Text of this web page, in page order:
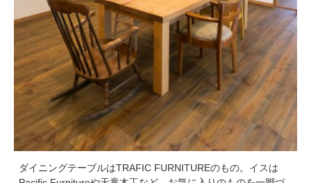
ダイニングテーブルはTRAFIC FURNITUREのもの。イスは